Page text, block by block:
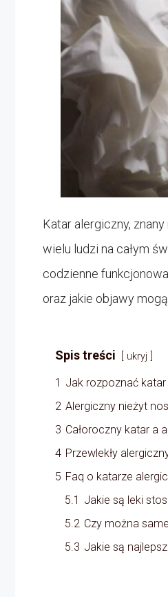
Katar alergiczny,
wielu ludzi na całym
codzienne
oraz jakie objawy
Spis treści ukryj
1 Jak rozpoznać katar
2 Alergiczny nieżyt
3 Całoroczny katar a
4 Przewlekły
5 Faq o katarze
5.1 Jakie są leki
5.2 Czy można
5.3 Jakie są